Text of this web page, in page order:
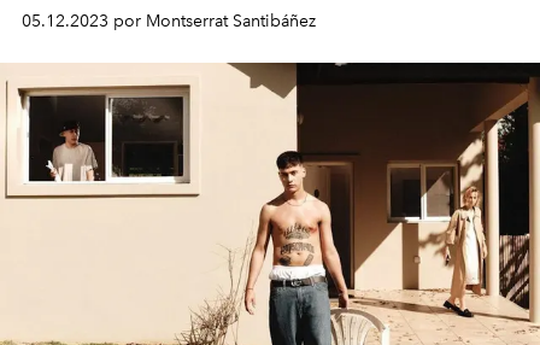
títulos nacionales e internacionales.
05.12.2023 por Montserrat Santibáñez